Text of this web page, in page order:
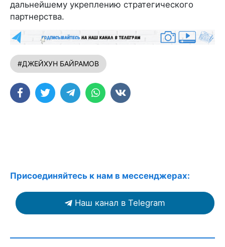
дальнейшему укреплению стратегического
партнерства.
#ДЖЕЙХУН БАЙРАМОВ
Присоединяйтесь к нам в мессенджерах:
Наш канал в Telegram